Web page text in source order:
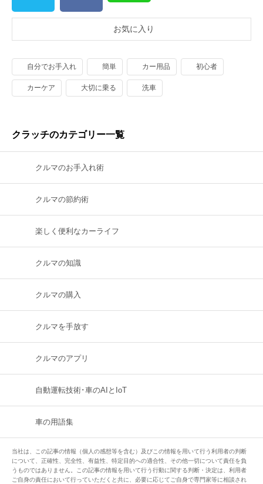
お気に入り
自分でお手入れ 簡単 カー用品 初心者
カーケア 大切に乗る 洗車
クラッチのカテゴリー一覧
クルマのお手入れ術
クルマの節約術
楽しく便利なカーライフ
クルマの知識
クルマの購入
クルマを手放す
クルマのアプリ
自動運転技術･車のAIとIoT
車の用語集
当社は、この記事の情報（個人の感想等を含む）及びこの情報を用いて行う利用者の判断
について、正確性、完全性、有益性、特定目的への適合性、その他一切について責任を負
うものではありません。この記事の情報を用いて行う行動に関する判断・決定は、利用者
ご自身の責任において行っていただくと共に、必要に応じてご自身で専門家等に相談され